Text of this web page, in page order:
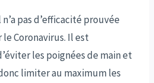
pas d’efficacité prouvée
Coronavirus. Il est
les poignées de main et
limiter au maximum les